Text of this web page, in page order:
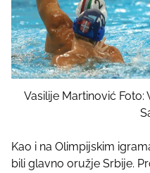
Vasilije Martinović
Kao i na Olimpijskim
bili glavno oružje Srbije.